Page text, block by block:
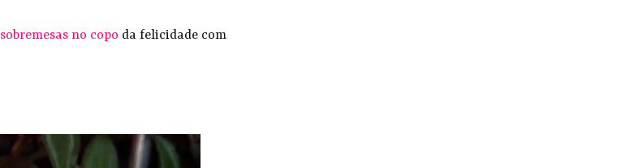
sobremesas no copo da felicidade com